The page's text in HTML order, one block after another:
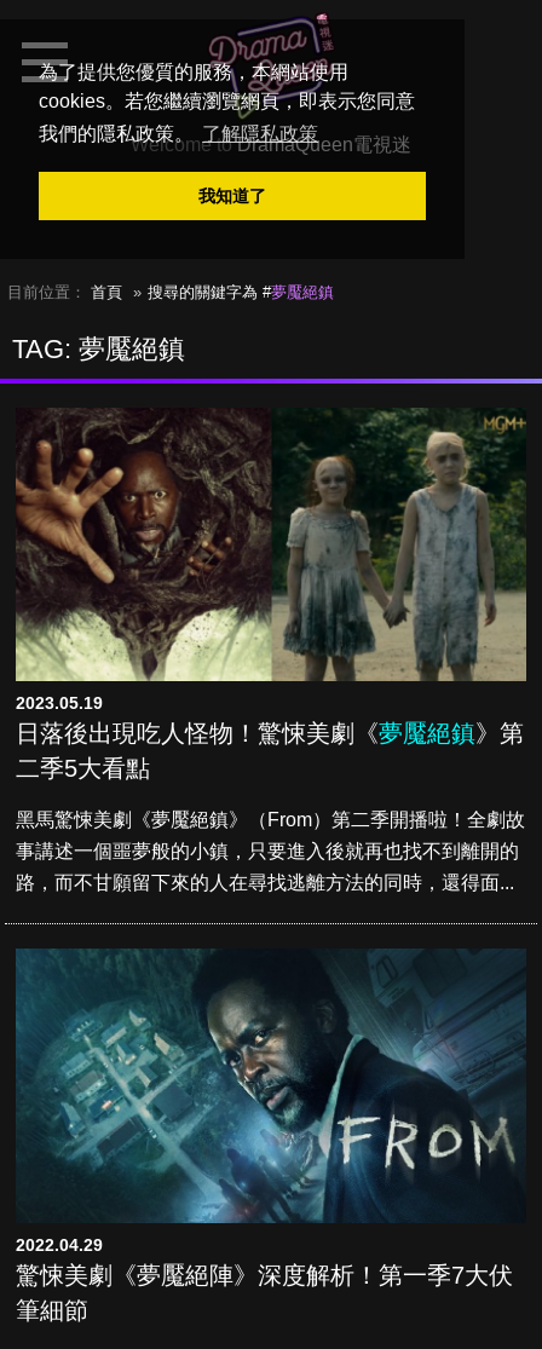
為了提供您優質的服務，本網站使用
cookies。若您繼續瀏覽網頁，即表示您同意
我們的隱私政策。
了解隱私政策
我知道了
Welcome toDramaQueen電視迷
目前位置： 首頁 搜尋的關鍵字為 #夢魘絕鎮
TAG: 夢魘絕鎮
2023.05.19
日落後出現吃人怪物！驚悚美劇《夢魘絕鎮》第
二季5大看點
黑馬驚悚美劇《夢魘絕鎮》（From）第二季開播啦！全劇故
事講述一個噩夢般的小鎮，只要進入後就再也找不到離開的
路，而不甘願留下來的人在尋找逃離方法的同時，還得面...
2022.04.29
驚悚美劇《夢魘絕陣》深度解析！第一季7大伏
筆細節